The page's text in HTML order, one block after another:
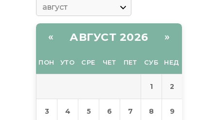
« АВГУСТ 2026 »
ПОН УТО СРЕ ЧЕТ ПЕТ СУБ НЕД
1 2
3 4 5 6 7 8 9